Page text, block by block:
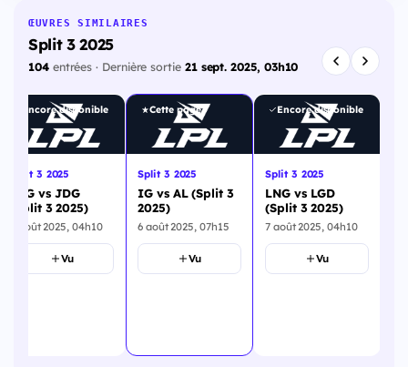
ŒUVRES SIMILAIRES
Split 3 2025
104entrées · Dernière sortie 21 sept. 2025, 03h10
Encore disponible
Split 3 2025
BLG vs JDG
(Split 3 2025)
6 août 2025, 04h10
Vu
Cette page
Split 3 2025
IG vs AL (Split 3
2025)
6 août 2025, 07h15
Vu
Encore disponible
Split 3 2025
LNG vs LGD
(Split 3 2025)
7 août 2025, 04h10
Vu